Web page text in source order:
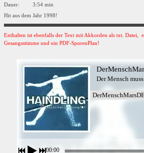
Dauer: 3:54 min
Hit aus dem Jahr 1998!
Enthalten ist ebenfalls der Text mit Akkorden als txt. Datei,
Gesangsstimme und ein PDF-SpurenPlan!
00:00